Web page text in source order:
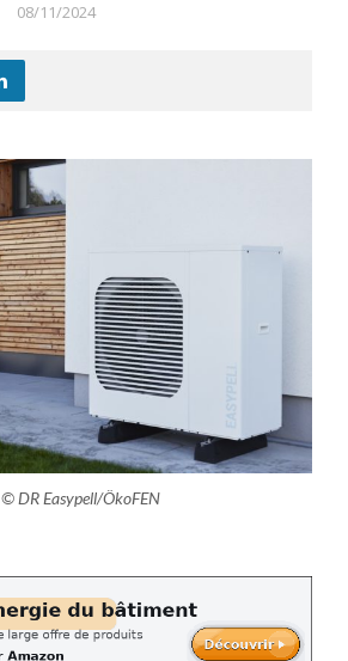
08/11/2024
© DR Easypell/ÖkoFEN